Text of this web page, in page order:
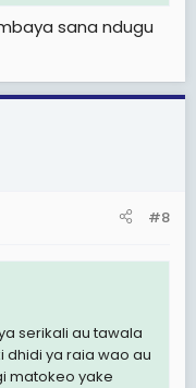
tawala zilifanya
huo kwa sababu
doa la
sana ndugu
#8
serikali au tawala
dhidi ya raia wao au
matokeo yake